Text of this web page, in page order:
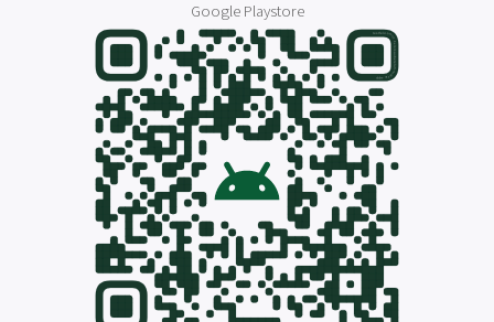
Google Playstore